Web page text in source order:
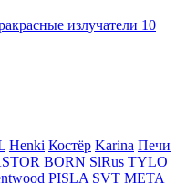
излучатели 10
Henki Костёр Karina Печи
BORN SlRus TYLO
PISLA SVT МЕТА